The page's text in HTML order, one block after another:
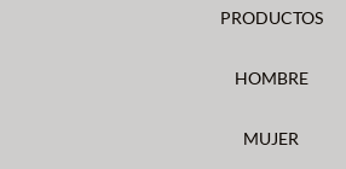
PRODUCTOS
HOMBRE
MUJER